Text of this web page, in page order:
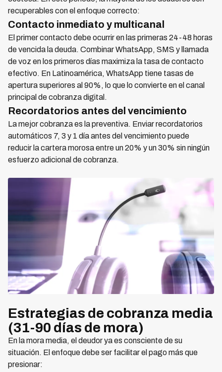
recuperables con el enfoque correcto:
Contacto inmediato y multicanal
El primer contacto debe ocurrir en las primeras 24-48 horas
de vencida la deuda. Combinar WhatsApp, SMS y llamada
de voz en los primeros días maximiza la tasa de contacto
efectivo. En Latinoamérica, WhatsApp tiene tasas de
apertura superiores al 90%, lo que lo convierte en el canal
principal de cobranza digital.
Recordatorios antes del vencimiento
La mejor cobranza es la preventiva. Enviar recordatorios
automáticos 7, 3 y 1 día antes del vencimiento puede
reducir la cartera morosa entre un 20% y un 30% sin ningún
esfuerzo adicional de cobranza.
Estrategias de cobranza media
(31-90 días de mora)
En la mora media, el deudor ya es consciente de su
situación. El enfoque debe ser facilitar el pago más que
presionar: